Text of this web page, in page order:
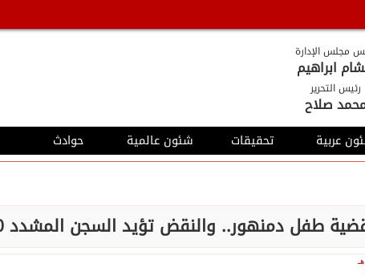
مجلس الإدارة
ابراهيم
رئيس التحرير
صلاح
عربية تحقيقات شئون عالمية حوادث
دمنهور.. والنقض تؤيد السجن المشدد 10 سنوات
هـ